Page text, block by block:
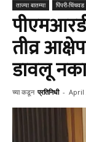
ताज्या बातम्या पिंपरी-चिंचवड
तीव्र
डावलू
च्या कडून प्रतिनिधी - April